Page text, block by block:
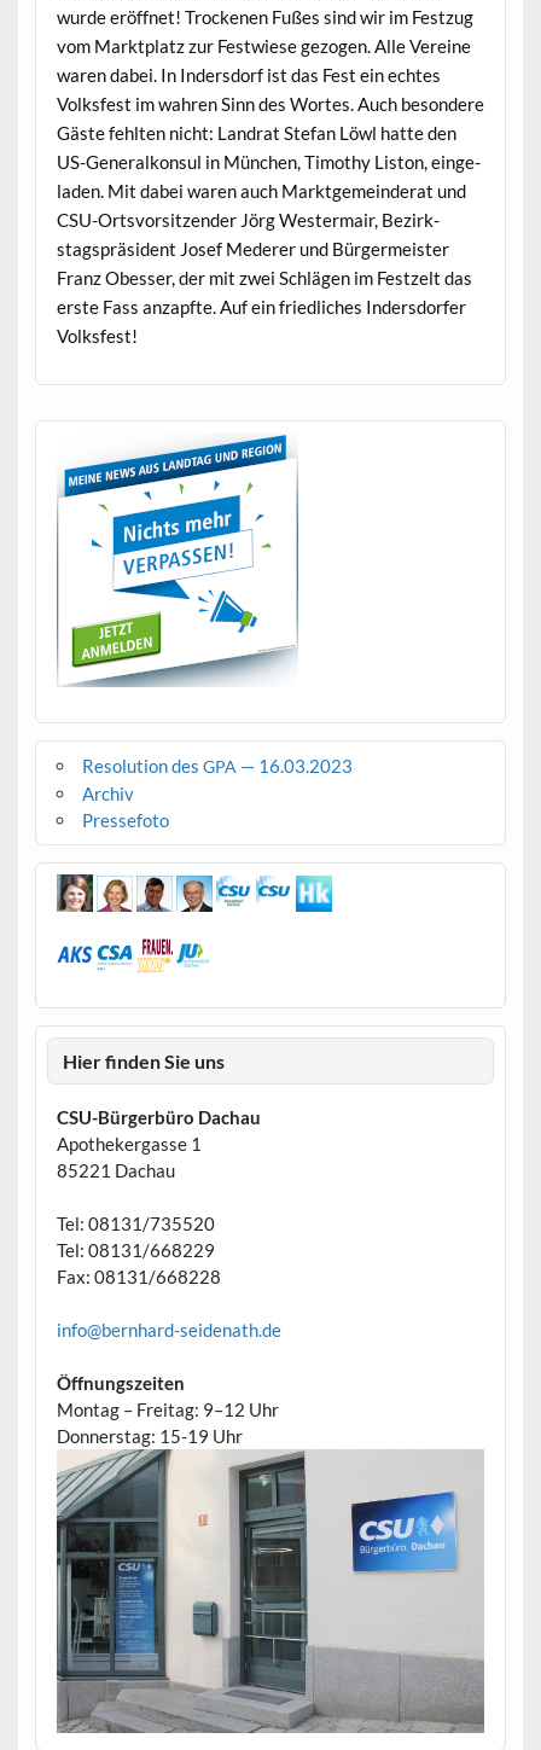
wurde eröffnet! Trock­e­nen Fußes sind wir im Festzug
vom Mark­t­platz zur Fes­t­wiese gezo­gen. Alle Vere­ine
waren dabei. In Inder­s­dorf ist das Fest ein echt­es
Volks­fest im wahren Sinn des Wortes. Auch beson­dere
Gäste fehlten nicht: Lan­drat Ste­fan Löwl hat­te den
US-Gen­er­alkon­sul in München, Tim­o­thy Lis­ton, ein­ge­
laden. Mit dabei waren auch Mark­t­ge­mein­der­at und
CSU-Ortsvor­sitzen­der Jörg West­er­mair, Bezirk­
stagspräsi­dent Josef Med­er­er und Bürg­er­meis­ter
Franz Obess­er, der mit zwei Schlä­gen im Festzelt das
erste Fass anzapfte. Auf ein friedlich­es Inder­s­dor­fer
Volksfest!
Resolution des GPA — 16.03.2023
Archiv
Pressefoto
Hier finden Sie uns
CSU-Bürgerbüro Dachau
Apothekergasse 1
85221 Dachau
Tel: 08131/735520
Tel: 08131/668229
Fax: 08131/668228
info@bernhard-seidenath.de
Öffnungszeiten
Montag – Freitag: 9–12 Uhr
Donnerstag: 15-19 Uhr